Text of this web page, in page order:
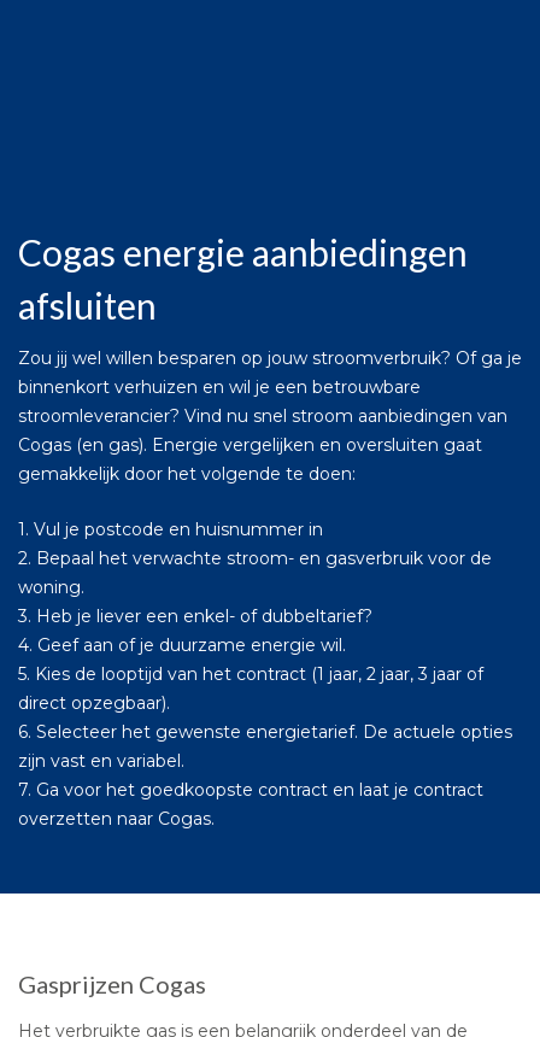
Cogas energie aanbiedingen
afsluiten
Zou jij wel willen besparen op jouw stroomverbruik? Of ga je
binnenkort verhuizen en wil je een betrouwbare
stroomleverancier? Vind nu snel stroom aanbiedingen van
Cogas (en gas). Energie vergelijken en oversluiten gaat
gemakkelijk door het volgende te doen:
1. Vul je postcode en huisnummer in
2. Bepaal het verwachte stroom- en gasverbruik voor de
woning.
3. Heb je liever een enkel- of dubbeltarief?
4. Geef aan of je duurzame energie wil.
5. Kies de looptijd van het contract (1 jaar, 2 jaar, 3 jaar of
direct opzegbaar).
6. Selecteer het gewenste energietarief. De actuele opties
zijn vast en variabel.
7. Ga voor het goedkoopste contract en laat je contract
overzetten naar Cogas.
Gasprijzen Cogas
Het verbruikte gas is een belangrijk onderdeel van de